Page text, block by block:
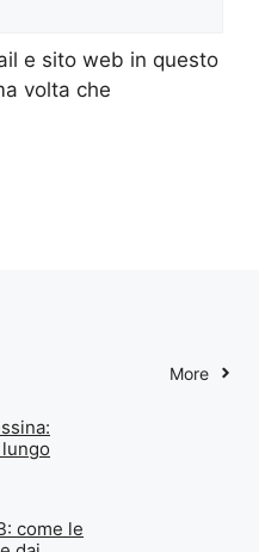
e sito web in questo
volta che
More
come le